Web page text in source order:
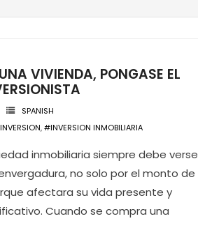
VIVIENDA, PONGASE EL
SPANISH
,#INVERSION INMOBILIARIA
inmobiliaria siempre debe verse
no solo por el monto de
afectara su vida presente y
Cuando se compra una